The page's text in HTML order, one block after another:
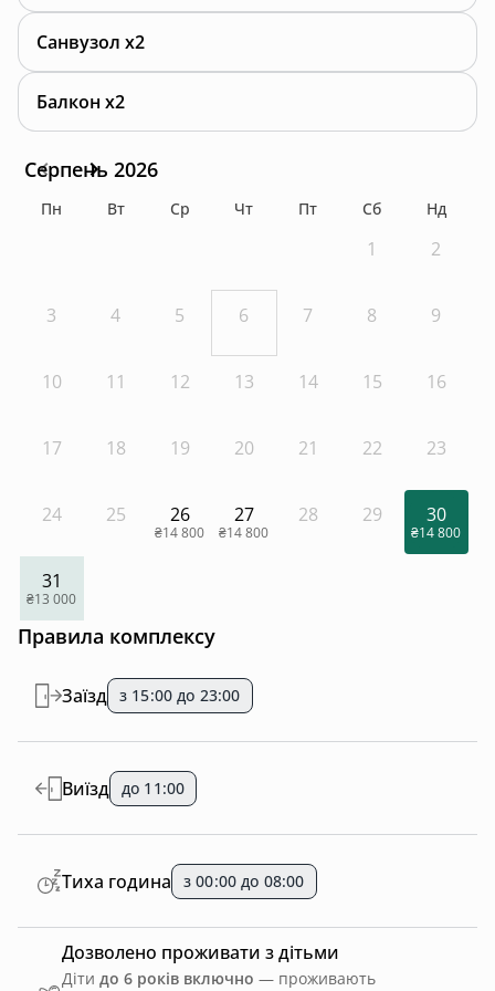
Санвузол x2
Балкон x2
Серпень 2026
Пн Вт Ср Чт Пт Сб Нд
1 2
3 4 5 6 7 8 9
10 11 12 13 14 15 16
17 18 19 20 21 22 23
24 25 26
₴14 800
27
₴14 800
28 29 30
₴14 800
31
₴13 000
Правила комплексу
Заїзд з 15:00 до 23:00
Виїзд до 11:00
Дозволено проживати з дітьми
Діти до 6 років включно — проживають
Тиха година з 00:00 до 08:00